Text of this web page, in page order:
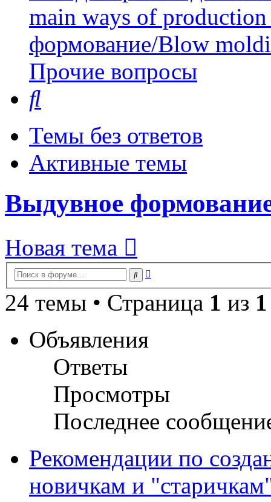
main ways of
формование/Blow
Прочие вопросы
Темы без ответов
Активные темы
Выдувное
Новая тема
Поиск
24 темы • Страница 1 из 1
Объявления
Ответы
Просмотры
Последнее
Рекомендации по
новичкам и